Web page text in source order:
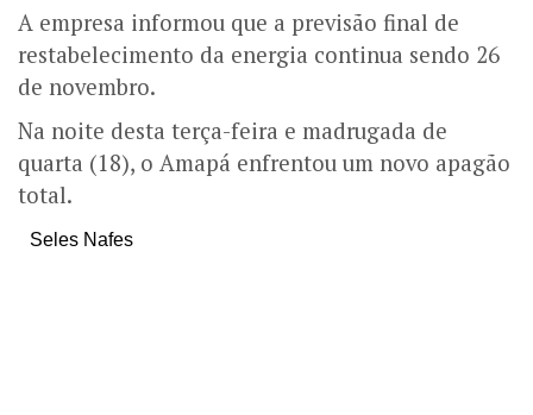
A empresa informou que a previsão final de
restabelecimento da energia continua sendo 26
de novembro.
Na noite desta terça-feira e madrugada de
quarta (18), o Amapá enfrentou um novo apagão
total.
Seles Nafes